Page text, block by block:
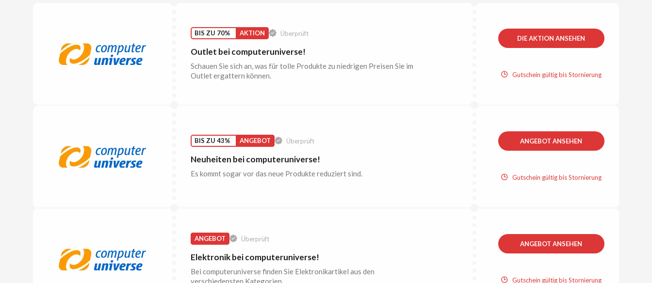
BIS ZU 70% AKTION Überprüft
Outlet bei computeruniverse!
Schauen Sie sich an, was für tolle Produkte zu niedrigen Preisen Sie im
Outlet ergattern können.
DIE AKTION ANSEHEN
Gutschein gültig bis Stornierung
BIS ZU 43% ANGEBOT Überprüft
Neuheiten bei computeruniverse!
Es kommt sogar vor das neue Produkte reduziert sind.
ANGEBOT ANSEHEN
Gutschein gültig bis Stornierung
ANGEBOT Überprüft
Elektronik bei computeruniverse!
Bei computeruniverse finden Sie Elektronikartikel aus den
verschiedensten Kategorien.
ANGEBOT ANSEHEN
Gutschein gültig bis Stornierung